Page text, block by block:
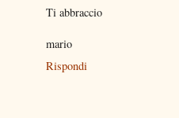
Ti abbraccio
mario
Rispondi